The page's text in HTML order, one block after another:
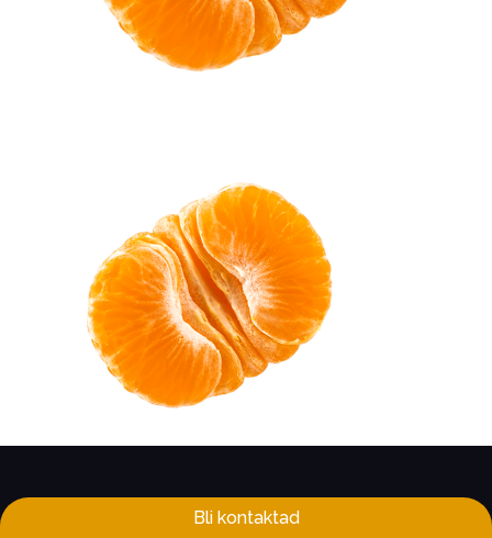
Bli kontaktad